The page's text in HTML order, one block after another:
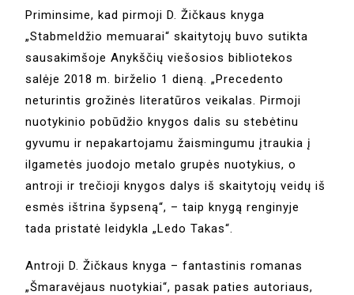
Priminsime, kad pirmoji D. Žičkaus knyga
„Stabmeldžio memuarai“ skaitytojų buvo sutikta
sausakimšoje Anykščių viešosios bibliotekos
salėje 2018 m. birželio 1 dieną. „Precedento
neturintis grožinės literatūros veikalas. Pirmoji
nuotykinio pobūdžio knygos dalis su stebėtinu
gyvumu ir nepakartojamu žaismingumu įtraukia į
ilgametės juodojo metalo grupės nuotykius, o
antroji ir trečioji knygos dalys iš skaitytojų veidų iš
esmės ištrina šypseną“, – taip knygą renginyje
tada pristatė leidykla „Ledo Takas“.
Antroji D. Žičkaus knyga – fantastinis romanas
„Šmaravėjaus nuotykiai“, pasak paties autoriaus,